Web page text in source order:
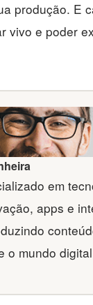
produção. E
vivo e poder
em
apps e
o mundo